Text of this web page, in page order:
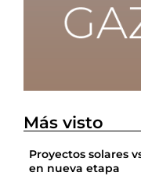
Más visto
Proyectos solares
en nueva etapa